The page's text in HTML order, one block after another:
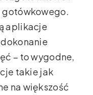
gotówkowego.
aplikacje
– to wygodne,
takie jak
na większość